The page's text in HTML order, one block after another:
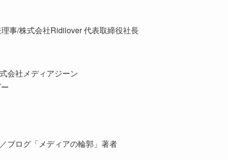
事/株式会社Ridilover 代表取締役社長
会社メディアジーン
ブログ「メディアの輪郭」著者